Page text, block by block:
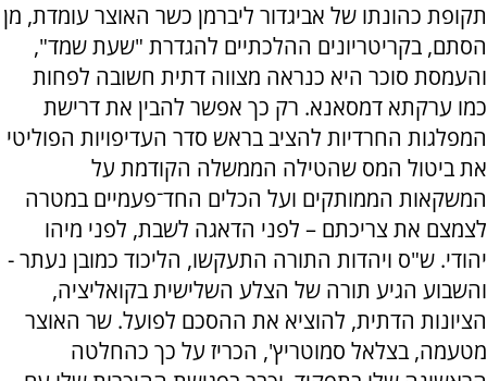
תקופת כהונתו של אביגדור ליברמן כשר האוצר עומדת, מן
הסתם, בקריטריונים ההלכתיים להגדרת "שעת שמד",
והעמסת סוכר היא כנראה מצווה דתית חשובה לפחות
כמו ערקתא דמסאנא. רק כך אפשר להבין את דרישת
המפלגות החרדיות להציב בראש סדר העדיפויות הפוליטי
את ביטול המס שהטילה הממשלה הקודמת על
המשקאות הממותקים ועל הכלים החד־פעמיים במטרה
לצמצם את צריכתם – לפני הדאגה לשבת, לפני מיהו
יהודי. ש"ס ויהדות התורה התעקשו, הליכוד כמובן נעתר -
והשבוע הגיע תורה של הצלע השלישית בקואליציה,
הציונות הדתית, להוציא את ההסכם לפועל. שר האוצר
מטעמה, בצלאל סמוטריץ', הכריז על כך כהחלטה